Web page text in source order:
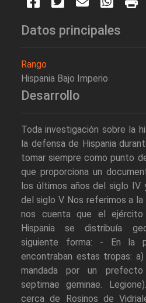
Datos principales
Rango
Hispania Bajo Imperio
Desarrollo
Toda investigación sobre la
la defensa de Hispania
tomar siempre como punto
que proporciona un
los últimos años del siglo IV
del siglo V. Nos referimos a
nos cuenta que el ejército
Hispania se distribuía
siguiente forma: - En la
encontraban estas tropas: a)
mandada por un
septimae geminae.
cerca de Rosinos de